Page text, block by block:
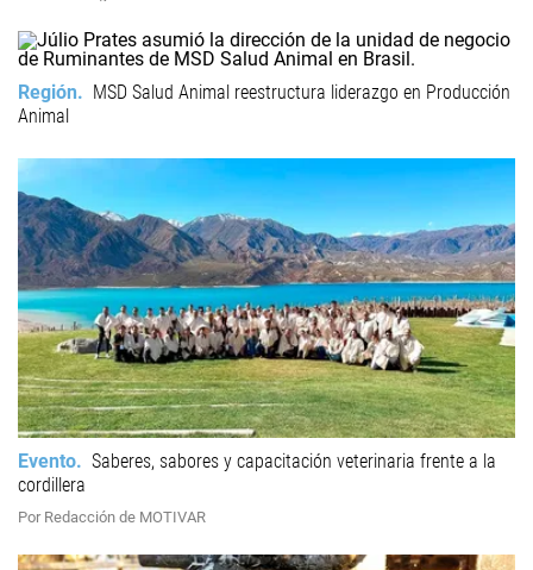
Región
MSD Salud Animal reestructura liderazgo en Producción
Animal
Evento
Saberes, sabores y capacitación veterinaria frente a la
cordillera
Por Redacción de MOTIVAR